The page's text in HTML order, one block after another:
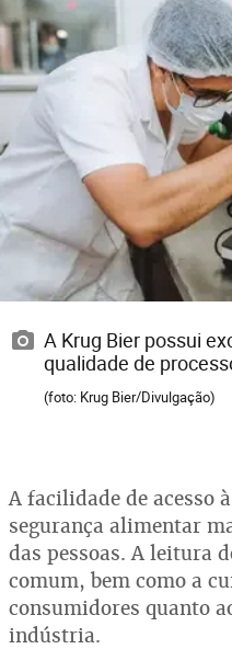
A Krug Bier possui
qualidade de
(foto: Krug Bier/Divulgação)
A facilidade de acesso
segurança alimentar
das pessoas. A leitura
comum, bem como a
consumidores quanto
indústria.